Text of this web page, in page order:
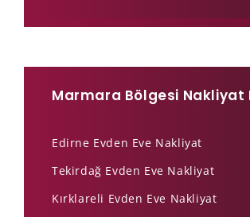
Marmara Bölgesi Nakliyat
Edirne Evden Eve Nakliyat
Tekirdağ Evden Eve Nakliyat
Kırklareli Evden Eve Nakliyat